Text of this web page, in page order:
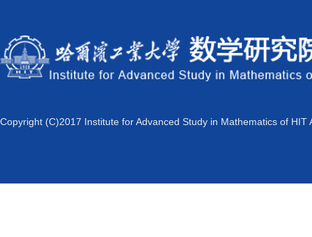
Copyright (C)2017 Institute for Advanced Study in Mathematics of HIT